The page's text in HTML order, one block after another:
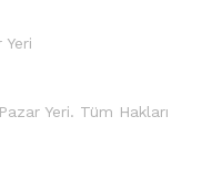
Yeri. Tüm Hakları